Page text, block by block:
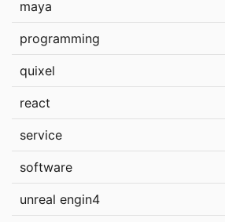
maya
programming
quixel
react
service
software
unreal engin4